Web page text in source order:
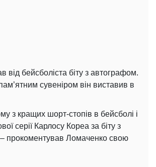
від бейсболіста біту з автографом.
сувеніром він виставив в
з кращих шорт-стопів в бейсболі і
серії Карлосу Кореа за біту з
прокоментував Ломаченко свою